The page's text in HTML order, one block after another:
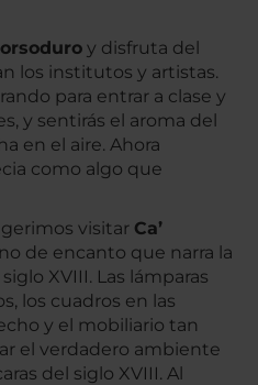
y disfruta del
los institutos y artistas.
para entrar a clase y
y sentirás el aroma del
en el aire. Ahora
como algo que
visitar Ca’
de encanto que narra la
XVIII. Las lámparas
los cuadros en las
y el mobiliario tan
el verdadero ambiente
del siglo XVIII. Al